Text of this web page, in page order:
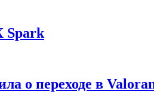
Spark
о переходе в